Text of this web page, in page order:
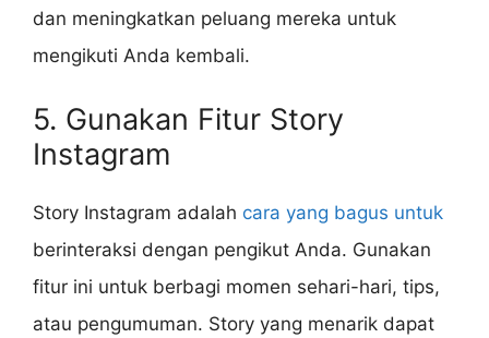
dan meningkatkan peluang mereka untuk
mengikuti Anda kembali.
5. Gunakan Fitur Story
Instagram
Story Instagram adalah cara yang bagus untuk
berinteraksi dengan pengikut Anda. Gunakan
fitur ini untuk berbagi momen sehari-hari, tips,
atau pengumuman. Story yang menarik dapat